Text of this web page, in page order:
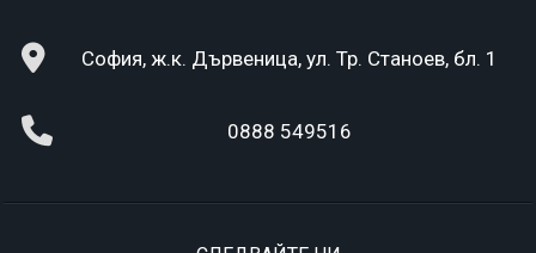
София, ж.к. Дървеница, ул. Тр. Станоев, бл. 1
0888 549516